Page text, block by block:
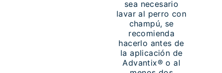
sea necesario
lavar al perro con
champú, se
recomienda
hacerlo antes de
la aplicación de
Advantix® o al